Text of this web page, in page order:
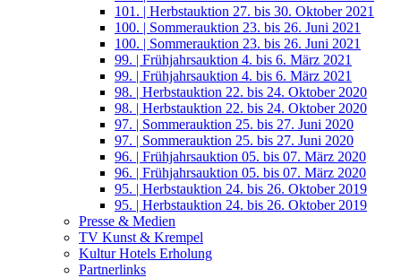
101. | Herbstauktion 27. bis 30. Oktober 2021
100. | Sommerauktion 23. bis 26. Juni 2021
100. | Sommerauktion 23. bis 26. Juni 2021
99. | Frühjahrsauktion 4. bis 6. März 2021
99. | Frühjahrsauktion 4. bis 6. März 2021
98. | Herbstauktion 22. bis 24. Oktober 2020
98. | Herbstauktion 22. bis 24. Oktober 2020
97. | Sommerauktion 25. bis 27. Juni 2020
97. | Sommerauktion 25. bis 27. Juni 2020
96. | Frühjahrsauktion 05. bis 07. März 2020
96. | Frühjahrsauktion 05. bis 07. März 2020
95. | Herbstauktion 24. bis 26. Oktober 2019
95. | Herbstauktion 24. bis 26. Oktober 2019
Presse & Medien
TV Kunst & Krempel
Kultur Hotels Erholung
Partnerlinks